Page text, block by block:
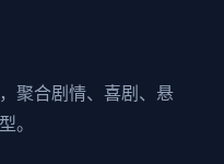
聚合剧情、喜剧、悬
。